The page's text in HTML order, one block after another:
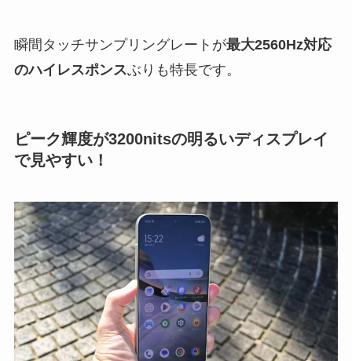
瞬間タッチサンプリングレートが最大2560Hz対応
のハイレスポンスぶりも特長です。
ピーク輝度が3200nitsの明るいディスプレイ
で見やすい！